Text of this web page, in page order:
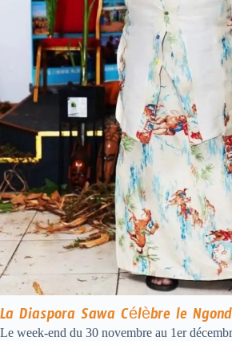
La Diaspora Sawa Célèbre le
Le week-end du 30 novembre au 1er